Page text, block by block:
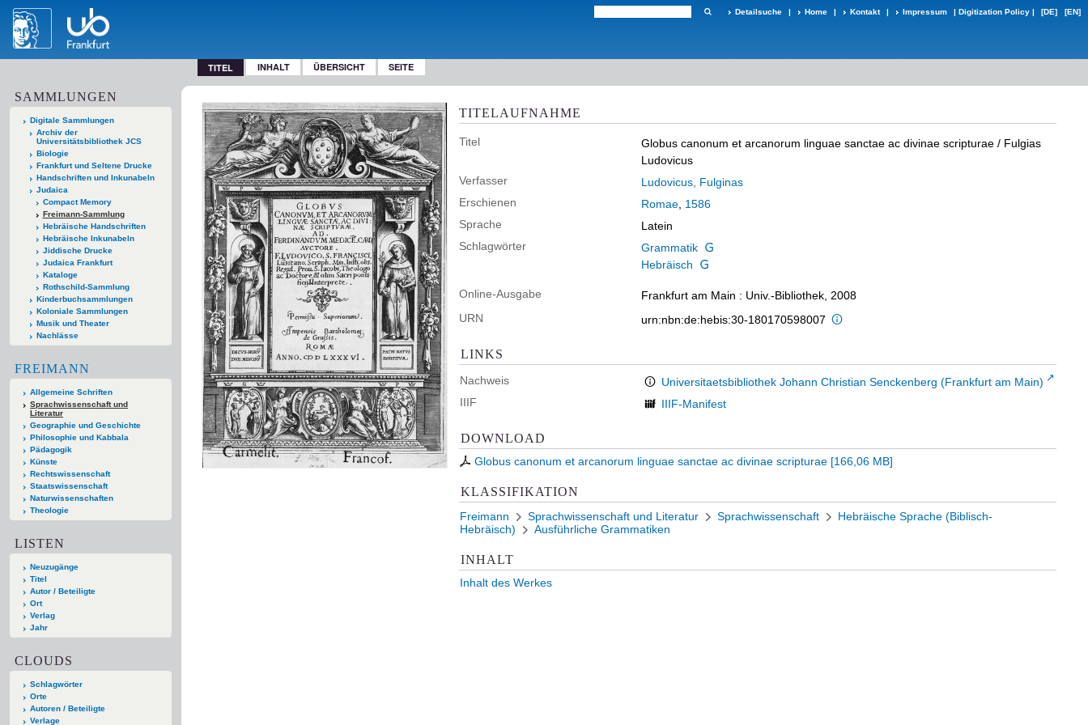
Detailsuche | Home | Kontakt | Impressum | Digitization Policy | [DE] [EN]
TITEL INHALT ÜBERSICHT SEITE
SAMMLUNGEN
Digitale Sammlungen
Archiv der
Universitätsbibliothek JCS
Biologie
Frankfurt und Seltene Drucke
Handschriften und Inkunabeln
Judaica
Compact Memory
Freimann-Sammlung
Hebräische Handschriften
Hebräische Inkunabeln
Jiddische Drucke
Judaica Frankfurt
Kataloge
Rothschild-Sammlung
Kinderbuchsammlungen
Koloniale Sammlungen
Musik und Theater
Nachlässe
FREIMANN
Allgemeine Schriften
Sprachwissenschaft und
Literatur
Geographie und Geschichte
Philosophie und Kabbala
Pädagogik
Künste
Rechtswissenschaft
Staatswissenschaft
Naturwissenschaften
Theologie
LISTEN
Neuzugänge
Titel
Autor / Beteiligte
Ort
Verlag
Jahr
CLOUDS
Schlagwörter
Orte
Autoren / Beteiligte
Verlage
TITELAUFNAHME
Titel Globus canonum et arcanorum linguae sanctae ac divinae scripturae / Fulgias
Ludovicus
Verfasser
Ludovicus, Fulginas
Erschienen
Romae 1586
Sprache
Latein
Schlagwörter
Grammatik
Hebräisch
Online-Ausgabe
Frankfurt am Main : Univ.-Bibliothek, 2008
URN
urn:nbn:de:hebis:30-180170598007
LINKS
Nachweis
Universitaetsbibliothek Johann Christian Senckenberg (Frankfurt am Main)
IIIF
IIIF-Manifest
DOWNLOAD
Globus canonum et arcanorum linguae sanctae ac divinae scripturae [166,06 MB]
KLASSIFIKATION
Freimann Sprachwissenschaft und Literatur Sprachwissenschaft
Hebräische Sprache (Biblisch-
Hebräisch)
Ausführliche Grammatiken
INHALT
Inhalt des Werkes